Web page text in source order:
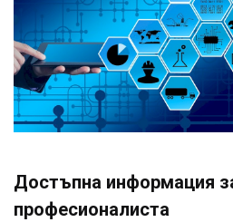
Достъпна информация
професионалиста